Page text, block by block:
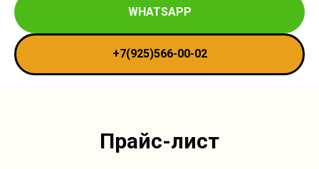
WHATSAPP
+7(925)566-00-02
Прайс-лист